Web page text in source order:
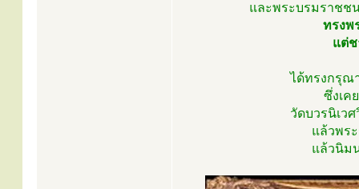
และพระบรมราชช
ทรงพ
แต่ช
ได้ทรงกรุณ
ซึ่งเค
วัดบวรนิเว
แล้วพร
แล้วนิม